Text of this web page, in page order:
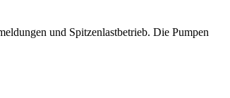
und Spitzenlastbetrieb. Die Pumpen